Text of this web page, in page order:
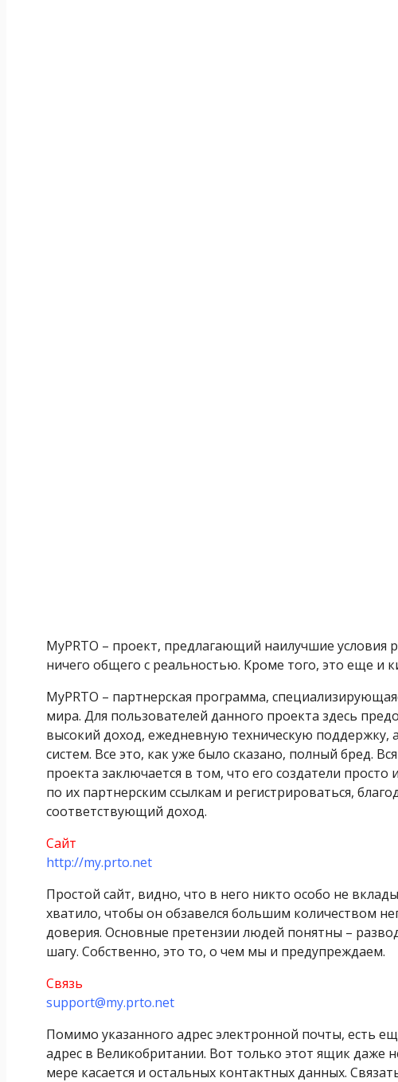
MyPRTO – проект, предлагающий наилучшие
ничего общего с реальностью. Кроме того, это еще и
MyPRTO – партнерская программа,
мира. Для пользователей данного проекта здесь
высокий доход, ежедневную техническую
систем. Все это, как уже было сказано, полный бред.
проекта заключается в том, что его создатели
по их партнерским ссылкам и регистрироваться,
соответствующий доход.
Сайт
http://my.prto.net
Простой сайт, видно, что в него никто особо не
хватило, чтобы он обзавелся большим количеством
доверия. Основные претензии людей понятны –
шагу. Собственно, это то, о чем мы и предупреждаем.
Связь
support@my.prto.net
Помимо указанного адрес электронной почты, есть
адрес в Великобритании. Вот только этот ящик даже
мере касается и остальных контактных данных.